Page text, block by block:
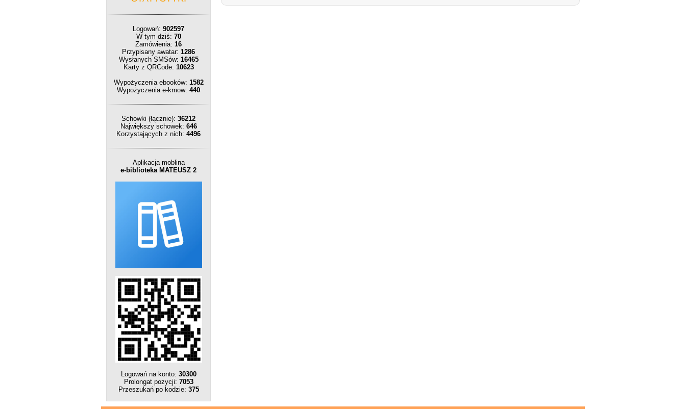
Logowań: 902597
W tym dziś: 70
Zamówienia: 16
Przypisany awatar: 1286
Wysłanych SMSów: 16465
Karty z QRCode: 10623
Wypożyczenia ebooków: 1582
Wypożyczenia e-kmow: 440
Schowki (łącznie): 36212
Największy schowek: 646
Korzystających z nich: 4496
Aplikacja moblina
e-biblioteka MATEUSZ 2
Logowań na konto: 30300
Prolongat pozycji: 7053
Przeszukań po kodzie: 375